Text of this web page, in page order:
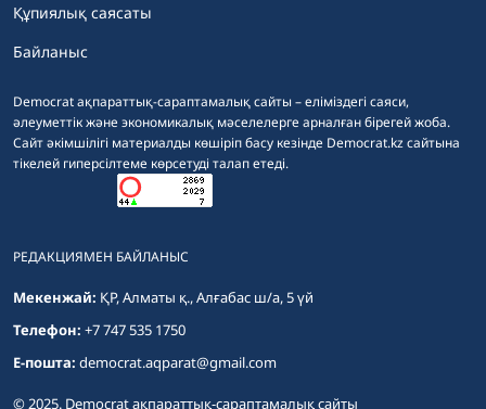
Democrat ақпараттық-сараптамалық сайты – еліміздегі саяси,
әлеуметтік және экономикалық мәселелерге арналған бірегей жоба.
Сайт әкімшілігі материалды көшіріп басу кезінде Democrat.kz сайтына
тікелей гиперсілтеме көрсетуді талап етеді.
Құпиялық саясаты
Байланыс
РЕДАКЦИЯМЕН БАЙЛАНЫС
Мекенжай: ҚР, Алматы қ., Алғабас ш/а, 5 үй
Телефон: +7 747 535 1750
E-пошта: democrat.aqparat@gmail.com
© 2025. Democrat ақпараттық-сараптамалық сайты